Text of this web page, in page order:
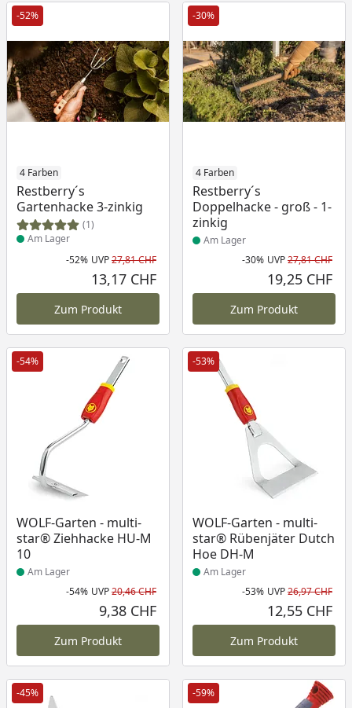
-52%
4 Farben
Restberry´s
Gartenhacke 3-zinkig
(1)
Produkt am Lager
Am Lager
Rabatt in Prozent
-52%
Ursprünglicher Preis
UVP27,81 CHF
13,17 CHF
Zum Produkt
-30%
4 Farben
Restberry´s
Doppelhacke - groß - 1-
zinkig
Produkt am Lager
Am Lager
-30% UVP27,81 CHF
19,25 CHF
Zum Produkt
-54%
WOLF-Garten - multi-
star® Ziehhacke HU-M
10
Produkt am Lager
Am Lager
Rabatt in Prozent
-54%
Ursprünglicher Preis
UVP20,46 CHF
9,38 CHF
Zum Produkt
-53%
WOLF-Garten - multi-
star® Rübenjäter Dutch
Hoe DH-M
Produkt am Lager
Am Lager
-53% UVP26,97 CHF
12,55 CHF
Zum Produkt
-45% -59%